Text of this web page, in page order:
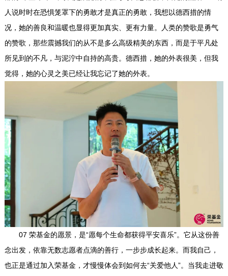
人说时时在恐惧笼罩下的勇敢才是真正的勇敢，我想以德西措的情
况，她的善良和温暖也显得更加真实、更有力量。人类的赞歌是勇气
的赞歌，那些震撼我们的从不是多么高级精美的东西，而是于平凡处
所见到的不凡，与泥泞中自持的高贵。德西措，她的外表很美，但我
觉得，她的心灵之美已经让我忘记了她的外表。
07 荣基金的愿景，是“愿每个生命都获得平安喜乐”。它从这份善
念出发，依靠无数志愿者点滴的善行，一步步成长起来。而我自己，
也正是通过加入荣基金，才慢慢体会到如何去“关爱他人”。当我走进敬